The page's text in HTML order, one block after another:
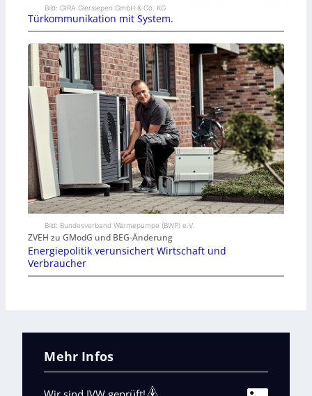
Bild: GIRA Giersiepen GmbH & Co. KG
Türkommunikation mit System.
Bild: Bundesverband Wärmepumpe (BWP) e.V.
ZVEH zu GModG und BEG-Änderung
Energiepolitik verunsichert Wirtschaft und
Verbraucher
Mehr Infos